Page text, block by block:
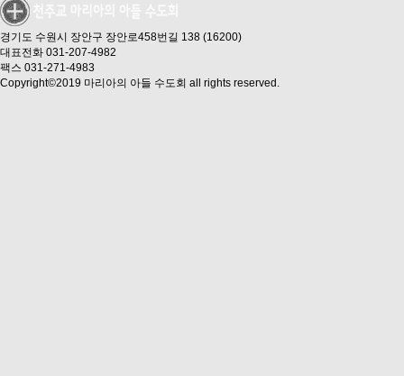
경기도 수원시 장안구 장안로458번길 138 (16200)
대표전화 031-207-4982
팩스 031-271-4983
Copyright©2019 마리아의 아들 수도회 all rights reserved.